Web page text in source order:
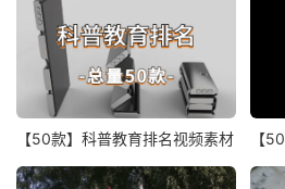
【50款】科普教育排名视频素材 【